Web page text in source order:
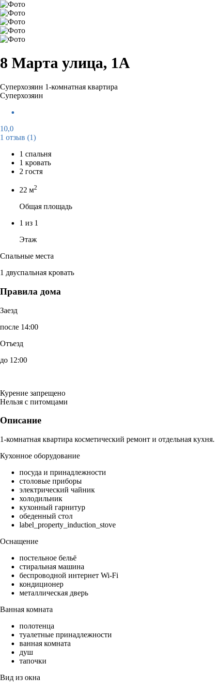
8 Марта улица, 1А
Суперхозяин 1-комнатная квартира
Суперхозяин
10,0
1 отзыв (1)
1 спальня
1 кровать
2 гостя
22 м2
Общая площадь
1 из 1
Этаж
Спальные места
1 двуспальная кровать
Правила дома
Заезд
после 14:00
Отъезд
до 12:00
Курение запрещено
Нельзя с питомцами
Описание
1-комнатная квартира косметический ремонт и отдельная кухня.
Кухонное оборудование
посуда и принадлежности
столовые приборы
электрический чайник
холодильник
кухонный гарнитур
обеденный стол
label_property_induction_stove
Оснащение
постельное бельё
стиральная машина
беспроводной интернет Wi-Fi
кондиционер
металлическая дверь
Ванная комната
полотенца
туалетные принадлежности
ванная комната
душ
тапочки
Вид из окна